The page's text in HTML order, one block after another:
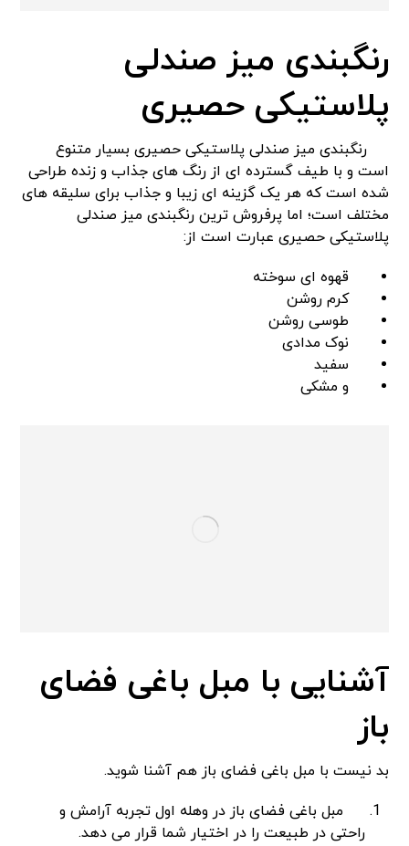
رنگبندی میز صندلی
پلاستیکی حصیری
رنگبندی میز صندلی پلاستیکی حصیری بسیار متنوع
است و با طیف گسترده ای از رنگ های جذاب و زنده طراحی
شده‌ است که هر یک گزینه‌ ای زیبا و جذاب برای سلیقه های
مختلف است؛ اما پرفروش ترین رنگبندی میز صندلی
پلاستیکی حصیری عبارت است از:
قهوه ای سوخته
کرم روشن
طوسی روشن
نوک مدادی
سفید
و مشکی
آشنایی با مبل باغی فضای
باز
بد نیست با مبل باغی فضای باز هم آشنا شوید.
مبل باغی فضای باز در وهله اول تجربه آرامش و
راحتی در طبیعت را در اختیار شما قرار می دهد.